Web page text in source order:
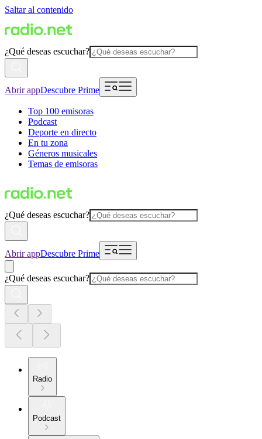
Saltar al contenido
¿Qué deseas escuchar?
Abrir appDescubre Prime
Top 100 emisoras
Podcast
Deporte en directo
En tu zona
Géneros musicales
Temas de emisoras
¿Qué deseas escuchar?
Abrir appDescubre Prime
¿Qué deseas escuchar?
Radio
Podcast